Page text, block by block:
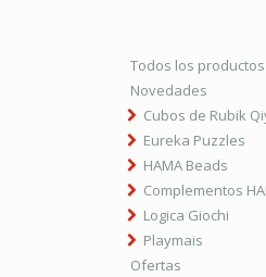
Todos los productos
Novedades
Cubos de Rubik
Eureka Puzzles
HAMA Beads
Complementos
Logica Giochi
Playmais
Ofertas